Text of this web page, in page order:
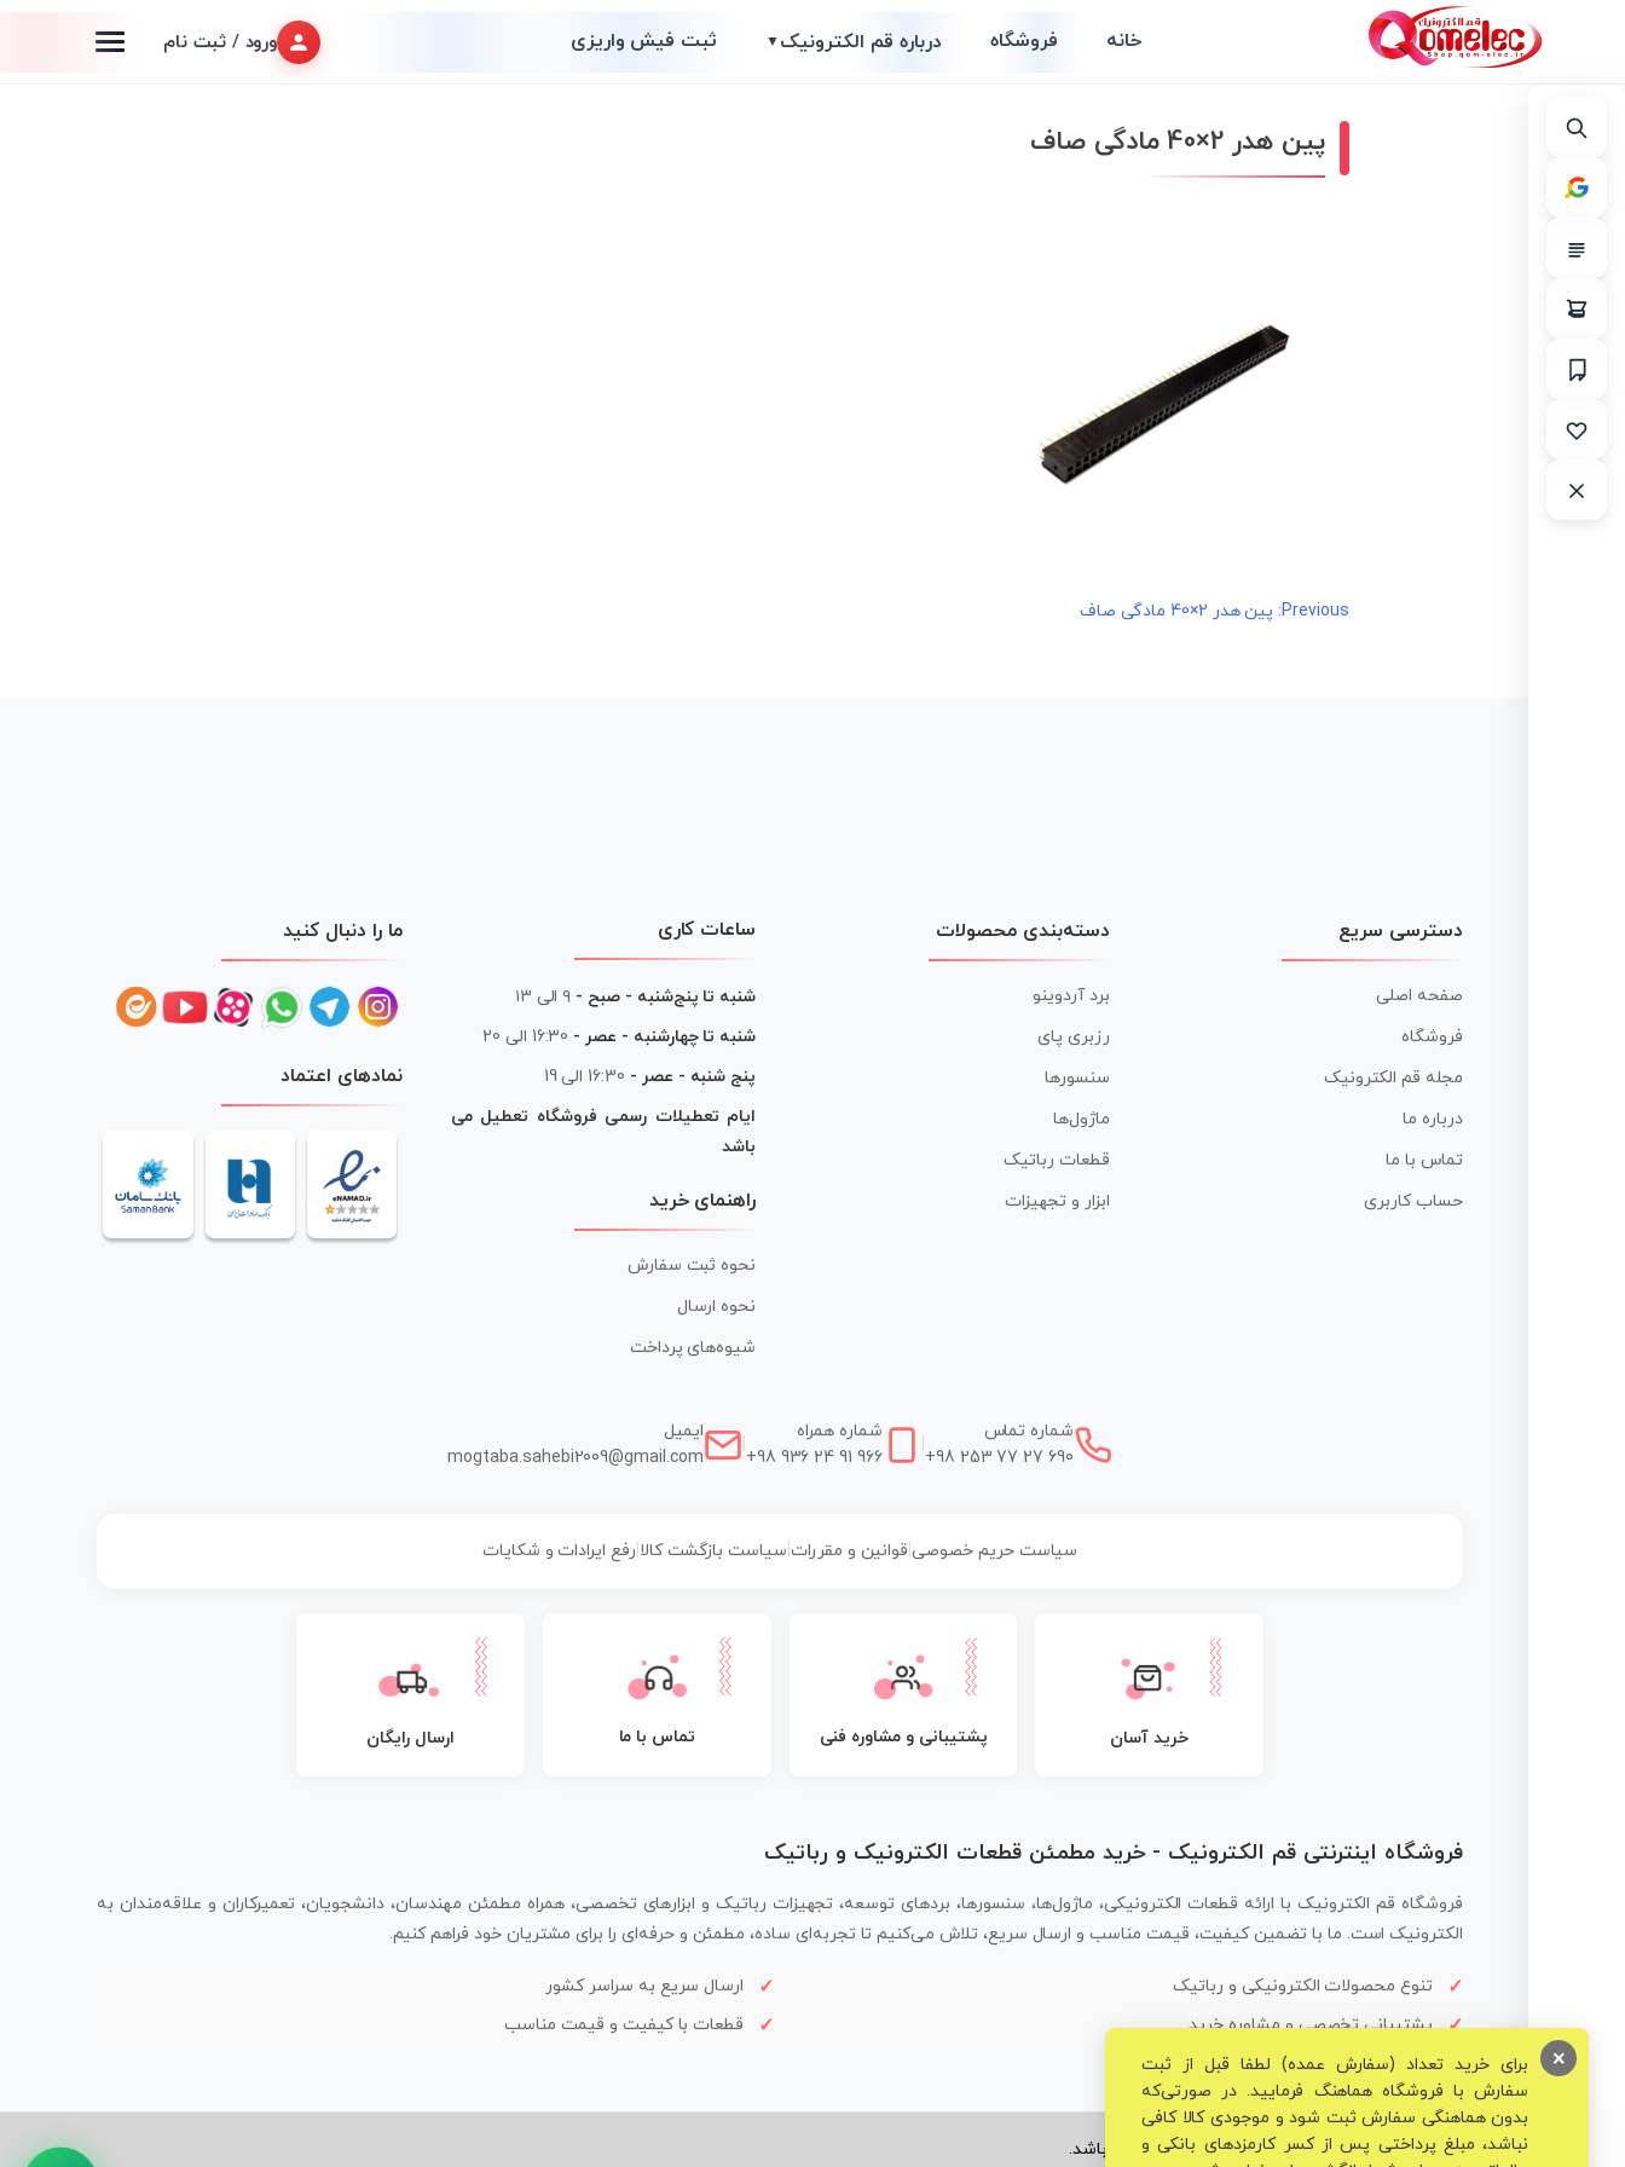
خانه فروشگاه درباره قم الکترونیک▼ ثبت فیش واریزی ورود / ثبت نام
پین هدر 2×40 مادگی صاف
راهبری
Previous: پین هدر 2×40 مادگی صاف
دسترسی سریع
صفحه اصلی
فروشگاه
مجله قم الکترونیک
درباره ما
تماس با ما
حساب کاربری
دسته‌بندی محصولات
برد آردوینو
رزبری پای
سنسورها
ماژول‌ها
قطعات رباتیک
ابزار و تجهیزات
ساعات کاری
شنبه تا پنج‌شنبه - صبح - ۹ الی ۱۳
شنبه تا چهارشنبه - عصر - 16:30 الی 20
پنج شنبه - عصر - 16:30 الی 19
ایام تعطیلات رسمی فروشگاه تعطیل می
باشد
راهنمای خرید
نحوه ثبت سفارش
نحوه ارسال
شیوه‌های پرداخت
ما را دنبال کنید
نمادهای اعتماد
شماره تماس
+98 253 77 27 690
شماره همراه
+98 936 24 91 966
ایمیل
mogtaba.sahebi2009@gmail.com
سیاست حریم خصوصی| قوانین و مقررات سیاست بازگشت کالا رفع ایرادات و شکایات
خرید آسان پشتیبانی و مشاوره فنی تماس با ما ارسال رایگان
فروشگاه اینترنتی قم الکترونیک - خرید مطمئن قطعات الکترونیک و رباتیک
فروشگاه قم الکترونیک با ارائه قطعات الکترونیکی، ماژول‌ها، سنسورها، بردهای توسعه، تجهیزات رباتیک و ابزارهای تخصصی، همراه مطمئن مهندسان، دانشجویان، تعمیرکاران و علاقه‌مندان به
الکترونیک است. ما با تضمین کیفیت، قیمت مناسب و ارسال سریع، تلاش می‌کنیم تا تجربه‌ای ساده، مطمئن و حرفه‌ای را برای مشتریان خود فراهم کنیم.
تنوع محصولات الکترونیکی و رباتیک
ارسال سریع به سراسر کشور
پشتیبانی تخصصی و مشاوره خرید
قطعات با کیفیت و قیمت مناسب
© تمامی حقوق برای فروشگاه تخصصی قم الکترونیک محفوظ می‌باشد.
برای خرید تعداد (سفارش عمده) لطفا قبل از ثبت
سفارش با فروشگاه هماهنگ فرمایید. در صورتی‌که
بدون هماهنگی سفارش ثبت شود و موجودی کالا کافی
نباشد، مبلغ پرداختی پس از کسر کارمزدهای بانکی و
×